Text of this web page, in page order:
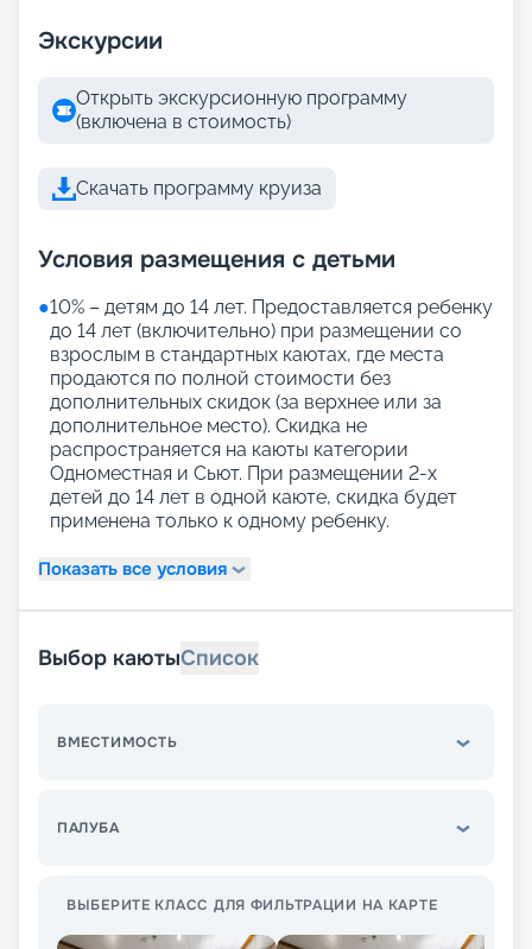
Экскурсии
Открыть экскурсионную программу
(включена в стоимость)
Скачать программу круиза
Условия размещения с детьми
●10% – детям до 14 лет. Предоставляется ребенку
до 14 лет (включительно) при размещении со
взрослым в стандартных каютах, где места
продаются по полной стоимости без
дополнительных скидок (за верхнее или за
дополнительное место). Скидка не
распространяется на каюты категории
Одноместная и Сьют. При размещении 2-х
детей до 14 лет в одной каюте, скидка будет
применена только к одному ребенку.
Показать все условия
Выбор каютыСписок
ВМЕСТИМОСТЬ
ПАЛУБА
ВЫБЕРИТЕ КЛАСС ДЛЯ ФИЛЬТРАЦИИ НА КАРТЕ